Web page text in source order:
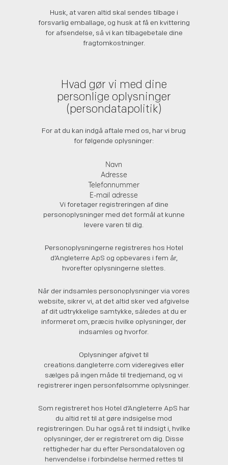
Husk, at varen altid skal sendes tilbage i
forsvarlig emballage, og husk at få en kvittering
for afsendelse, så vi kan tilbagebetale dine
fragtomkostninger.
Hvad gør vi med dine
personlige oplysninger
(persondatapolitik)
For at du kan indgå aftale med os, har vi brug
for følgende oplysninger:
Navn
Adresse
Telefonnummer
E-mail adresse
Vi foretager registreringen af dine
personoplysninger med det formål at kunne
levere varen til dig.
Personoplysningerne registreres hos Hotel
d’Angleterre ApS og opbevares i fem år,
hvorefter oplysningerne slettes.
Når der indsamles personoplysninger via vores
website, sikrer vi, at det altid sker ved afgivelse
af dit udtrykkelige samtykke, således at du er
informeret om, præcis hvilke oplysninger, der
indsamles og hvorfor.
Oplysninger afgivet til
creations.dangleterre.com videregives eller
sælges på ingen måde til tredjemand, og vi
registrerer ingen personfølsomme oplysninger.
Som registreret hos Hotel d’Angleterre ApS har
du altid ret til at gøre indsigelse mod
registreringen. Du har også ret til indsigt i, hvilke
oplysninger, der er registreret om dig. Disse
rettigheder har du efter Persondataloven og
henvendelse i forbindelse hermed rettes til